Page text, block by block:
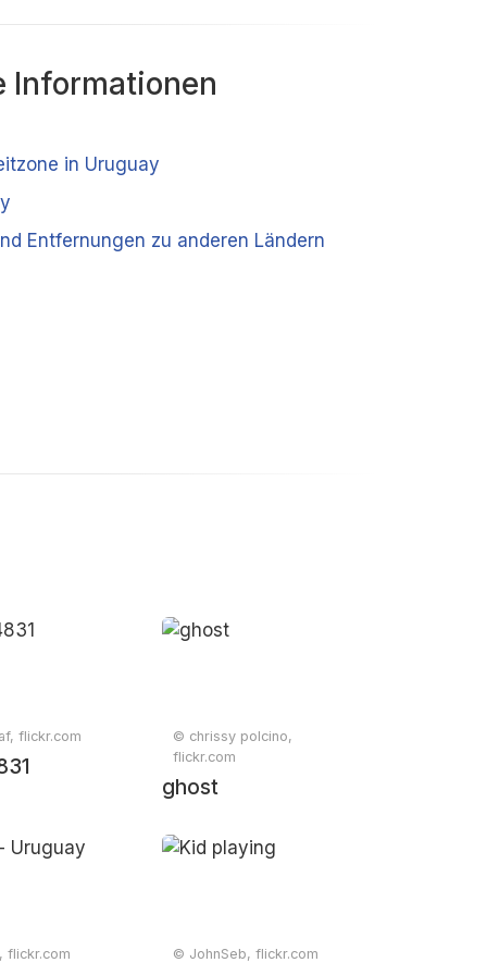
Informationen
in Uruguay
Entfernungen zu anderen Ländern
flickr.com
© chrissy polcino,
flickr.com
ghost
flickr.com © JohnSeb, flickr.com